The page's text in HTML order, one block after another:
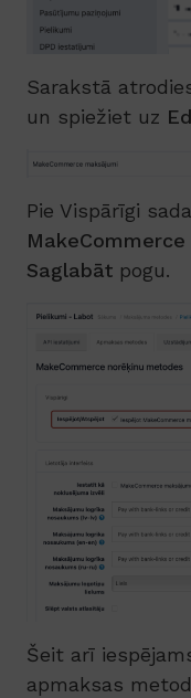
Sarakstā
un spiežiet uz
Pie Vispārīgi
Saglabāt pogu.
Šeit arī
apmaksas